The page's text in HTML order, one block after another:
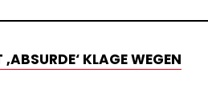
KLAGE WEGEN